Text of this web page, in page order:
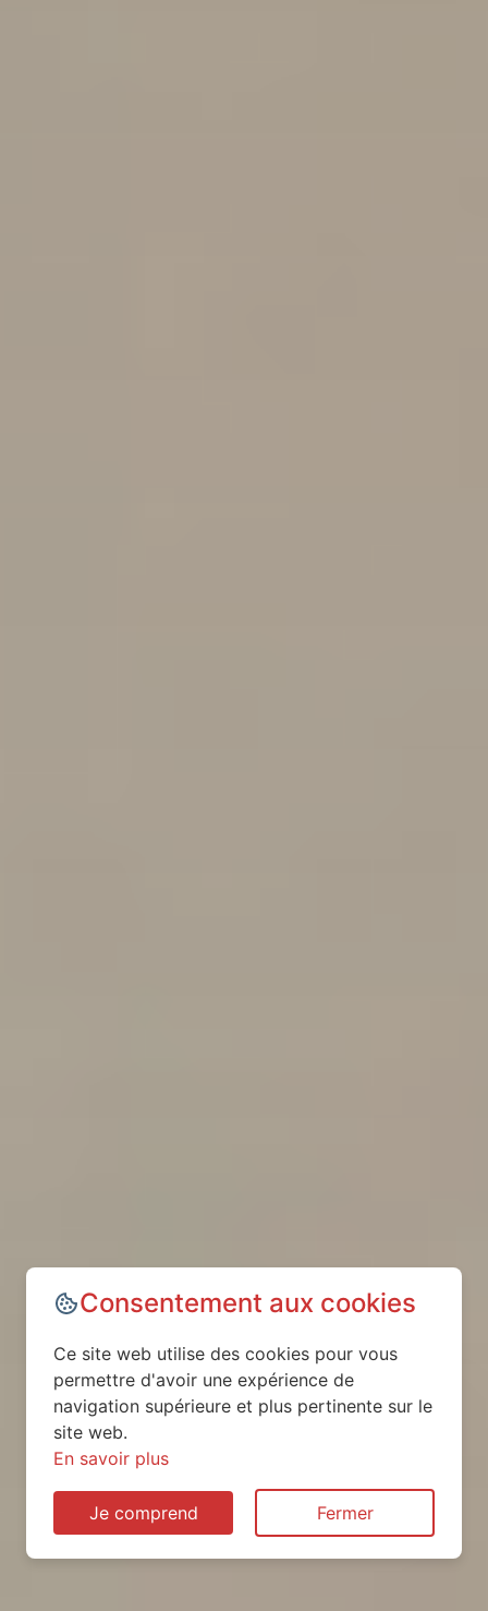
Consentement aux cookies
Ce site web utilise des cookies pour vous
permettre d'avoir une expérience de
navigation supérieure et plus pertinente sur le
site web.
En savoir plus
Je comprend Fermer